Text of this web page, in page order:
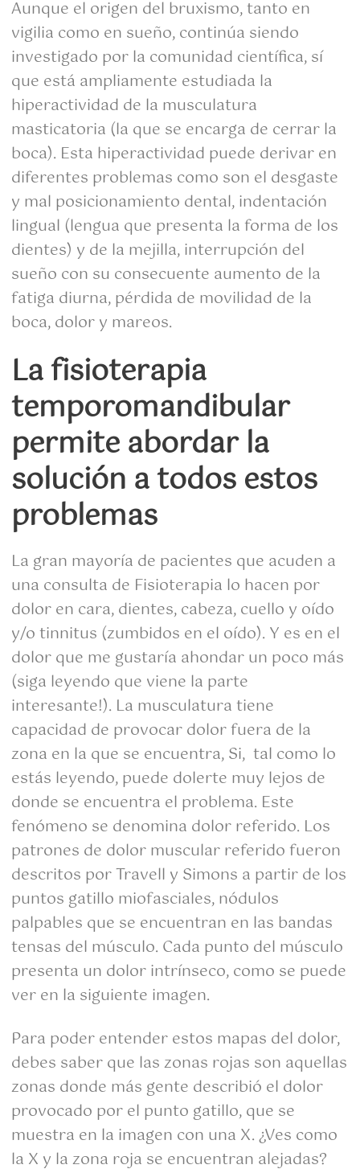
Aunque el origen del bruxismo, tanto en
vigilia como en sueño, continúa siendo
investigado por la comunidad científica, sí
que está ampliamente estudiada la
hiperactividad de la musculatura
masticatoria (la que se encarga de cerrar la
boca). Esta hiperactividad puede derivar en
diferentes problemas como son el desgaste
y mal posicionamiento dental, indentación
lingual (lengua que presenta la forma de los
dientes) y de la mejilla, interrupción del
sueño con su consecuente aumento de la
fatiga diurna, pérdida de movilidad de la
boca, dolor y mareos.
La fisioterapia
temporomandibular
permite abordar la
solución a todos estos
problemas
La gran mayoría de pacientes que acuden a
una consulta de Fisioterapia lo hacen por
dolor en cara, dientes, cabeza, cuello y oído
y/o tinnitus (zumbidos en el oído). Y es en el
dolor que me gustaría ahondar un poco más
(siga leyendo que viene la parte
interesante!). La musculatura tiene
capacidad de provocar dolor fuera de la
zona en la que se encuentra, Si, tal como lo
estás leyendo, puede dolerte muy lejos de
donde se encuentra el problema. Este
fenómeno se denomina dolor referido. Los
patrones de dolor muscular referido fueron
descritos por Travell y Simons a partir de los
puntos gatillo miofasciales, nódulos
palpables que se encuentran en las bandas
tensas del músculo. Cada punto del músculo
presenta un dolor intrínseco, como se puede
ver en la siguiente imagen.
Para poder entender estos mapas del dolor,
debes saber que las zonas rojas son aquellas
zonas donde más gente describió el dolor
provocado por el punto gatillo, que se
muestra en la imagen con una X. ¿Ves como
la X y la zona roja se encuentran alejadas?